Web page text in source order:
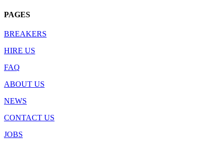
PAGES
BREAKERS
HIRE US
FAQ
ABOUT US
NEWS
CONTACT US
JOBS